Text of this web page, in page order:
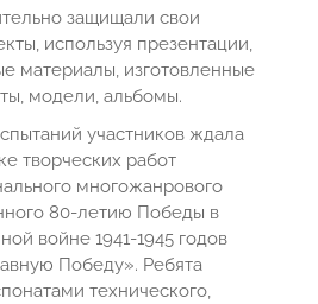
защищали свои
используя презентации,
материалы, изготовленные
модели, альбомы.
участников ждала
творческих работ
многожанрового
80-летию Победы в
войне 1941-1945 годов
Победу». Ребята
технического,